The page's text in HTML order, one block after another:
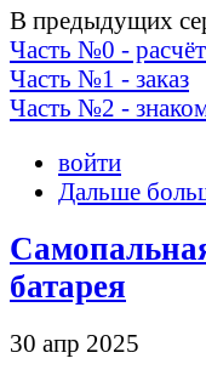
В предыдущих
Часть №0 -
Часть №1 - заказ
Часть №2 -
войти
Дальше
батарея
30 апр 2025